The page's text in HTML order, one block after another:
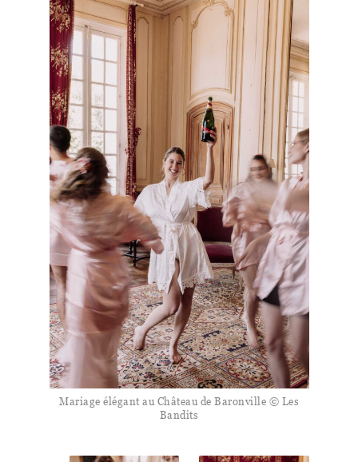
Mariage élégant au Château de Baronville © Les
Bandits